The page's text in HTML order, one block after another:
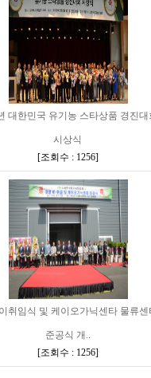
대한민국 유기농 스타상품 경진대
시상식
[조회수 : 1256]
취임식 및 케이오가닉센타 물류센
준공식 개..
[조회수 : 1256]